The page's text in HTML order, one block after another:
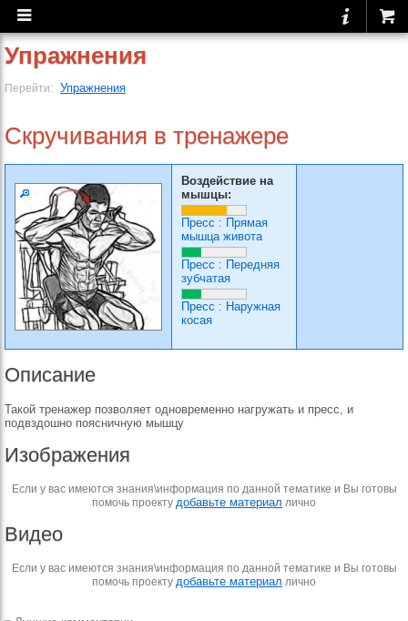
Упражнения
Перейти: Упражнения
Скручивания в тренажере
Воздействие на
мышцы:
Пресс : Прямая
мышца живота
Пресс : Передняя
зубчатая
Пресс : Наружная
косая
Описание
Такой тренажер позволяет одновременно нагружать и пресс, и
подвздошно поясничную мышцу
Изображения
Если у вас имеются знания\информация по данной тематике и Вы готовы
помочь проекту добавьте материал лично
Видео
Если у вас имеются знания\информация по данной тематике и Вы готовы
помочь проекту добавьте материал лично